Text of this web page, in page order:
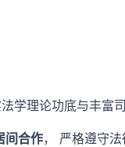
学理论功底与丰富司
间合作， 严格遵守